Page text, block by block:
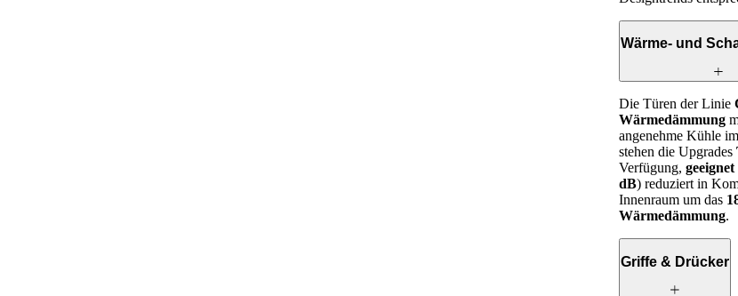
Wärme- und
Die Türen der Linie
Wärmedämmung
angenehme Kühle
stehen die Upgrades
Verfügung,
dB) reduziert in
Innenraum um das
Wärmedämmung.
Griffe & Drücker